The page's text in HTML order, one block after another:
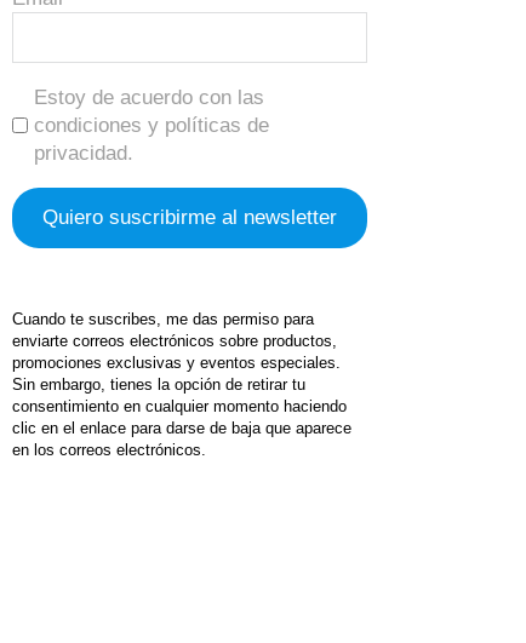
Estoy de acuerdo con las
condiciones y políticas de
privacidad.
Cuando te suscribes, me das permiso para
enviarte correos electrónicos sobre productos,
promociones exclusivas y eventos especiales.
Sin embargo, tienes la opción de retirar tu
consentimiento en cualquier momento haciendo
clic en el enlace para darse de baja que aparece
en los correos electrónicos.